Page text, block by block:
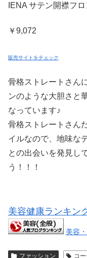
IENA サテン開襟フ
￥9,072
販売サイトをチェック
骨格ストレートさん
ンのような大胆さと
なっています♪
骨格ストレートさん
イルなので、地味な
との出会いを発見し
う！！！
美容健康ランキン
美容
ファッション コ